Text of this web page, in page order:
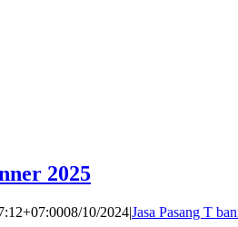
2025
08/10/2024|Jasa Pasang T